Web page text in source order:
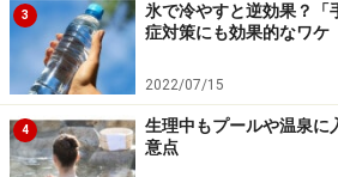
寝る前5分！簡単にできる
ズ
入浴後に体が温まった状態で行うス
3
氷で冷やすと逆効果？「
症対策にも効果的なワケ
2022/07/15
4
生理中もプールや温泉に
意点